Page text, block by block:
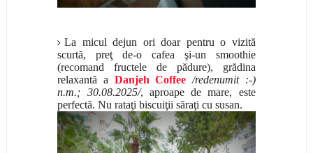
La micul dejun ori doar pentru o vizită
scurtă, preţ de-o cafea şi-un smoothie
(recomand fructele de pădure), grădina
relaxantă a Danjeh Coffee /redenumit :-)
n.m.; 30.08.2025/, aproape de mare, este
perfectă. Nu rataţi biscuiţii săraţi cu susan.